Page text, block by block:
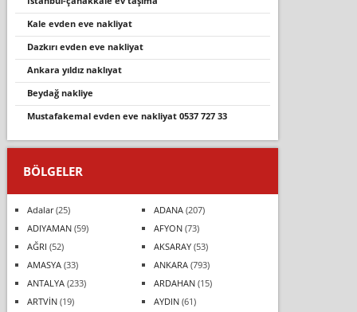
kale evden eve nakli̇yat
dazkiri evden eve nakli̇yat
ankara yıldız naklıyat
beydağ nakli̇ye
mustafakemal evden eve nakli̇yat 0537 727 33
BÖLGELER
Adalar(25) ADANA(207)
ADIYAMAN(59) AFYON(73)
AĞRI (52) AKSARAY(53)
AMASYA(33) ANKARA(793)
ANTALYA(233) ARDAHAN(15)
ARTVİN(19) AYDIN(61)